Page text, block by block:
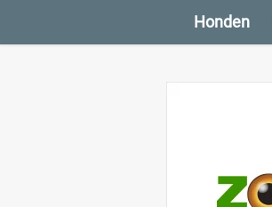
Honden